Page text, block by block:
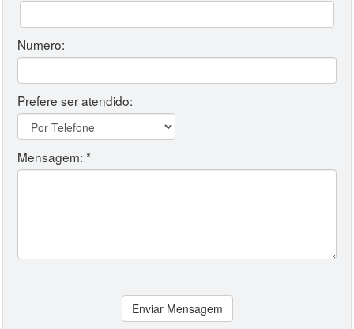
Numero:
Prefere ser atendido:
Mensagem: *
Enviar Mensagem